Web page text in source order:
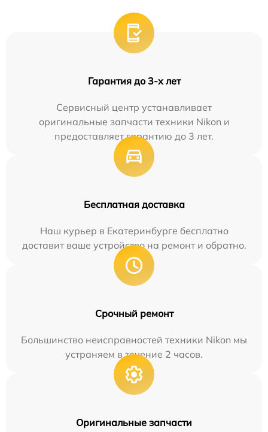
Гарантия до 3-х лет
Сервисный центр устанавливает
оригинальные запчасти техники Nikon и
предоставляет гарантию до 3 лет.
Бесплатная доставка
Наш курьер в Екатеринбурге бесплатно
доставит ваше устройство на ремонт и обратно.
Срочный ремонт
Большинство неисправностей техники Nikon мы
устраняем в течение 2 часов.
Оригинальные запчасти